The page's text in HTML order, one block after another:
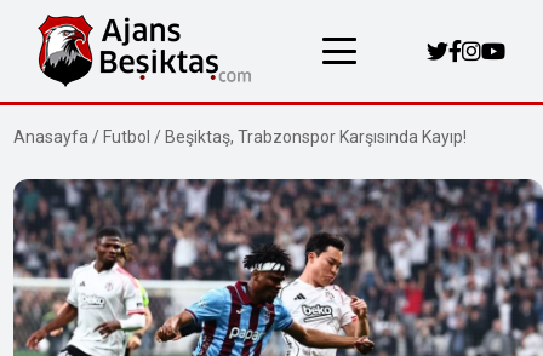
Anasayfa / Futbol / Beşiktaş, Trabzonspor Karşısında Kayıp!